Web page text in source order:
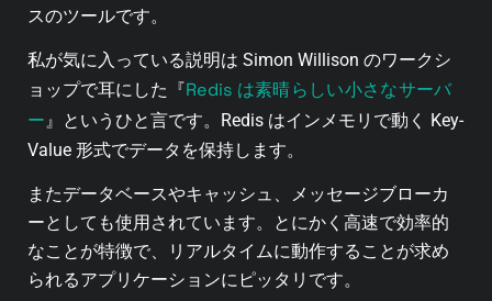
スのツールです。
私が気に入っている説明は Simon Willison のワークシ
ョップで耳にした『Redis は素晴らしい小さなサーバ
ー』というひと言です。Redis はインメモリで動く Key-
Value 形式でデータを保持します。
またデータベースやキャッシュ、メッセージブローカ
ーとしても使用されています。とにかく高速で効率的
なことが特徴で、リアルタイムに動作することが求め
られるアプリケーションにピッタリです。